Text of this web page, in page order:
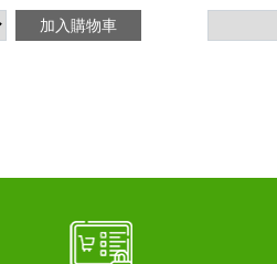
加入購物車